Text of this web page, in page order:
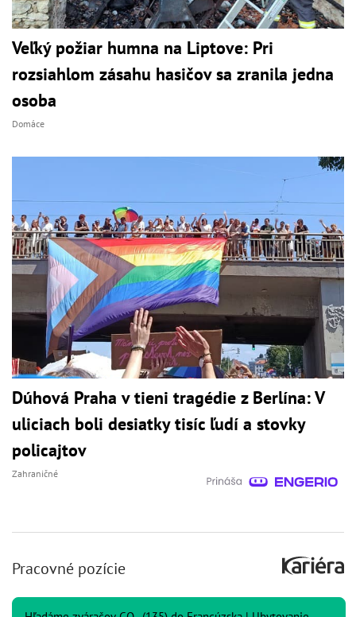
Veľký požiar humna na Liptove: Pri
rozsiahlom zásahu hasičov sa zranila jedna
osoba
Domáce
Dúhová Praha v tieni tragédie z Berlína: V
uliciach boli desiatky tisíc ľudí a stovky
policajtov
Zahraničné
Pracovné pozície